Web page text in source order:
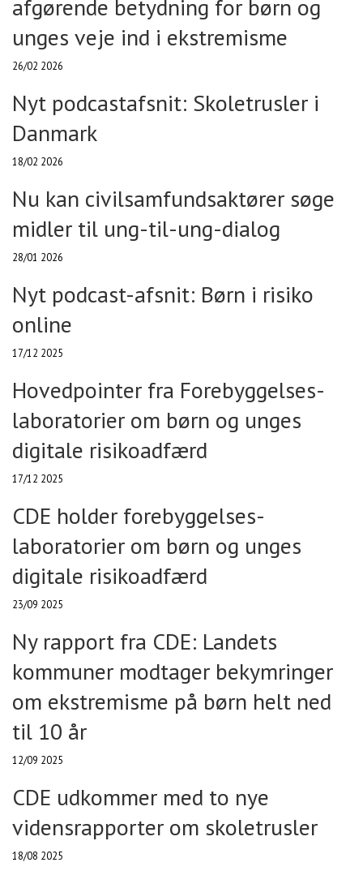
afgørende betydning for børn og
unges veje ind i ekstremisme
26/02 2026
Nyt podcastafsnit: Skoletrusler i
Danmark
18/02 2026
Nu kan civilsamfundsaktører søge
midler til ung-til-ung-dialog
28/01 2026
Nyt podcast-afsnit: Børn i risiko
online
17/12 2025
Hovedpointer fra Forebyggelses-
laboratorier om børn og unges
digitale risikoadfærd
17/12 2025
CDE holder forebyggelses-
laboratorier om børn og unges
digitale risikoadfærd
23/09 2025
Ny rapport fra CDE: Landets
kommuner modtager bekymringer
om ekstremisme på børn helt ned
til 10 år
12/09 2025
CDE udkommer med to nye
vidensrapporter om skoletrusler
18/08 2025